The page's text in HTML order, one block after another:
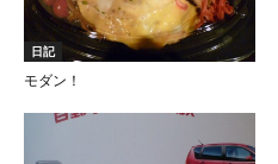
日記
モダン！